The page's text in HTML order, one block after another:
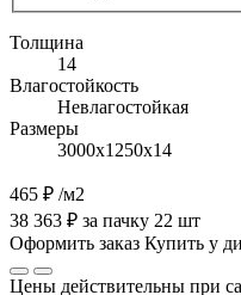
Толщина
14
Влагостойкость
Невлагостойкая
Размеры
3000х1250х14
465 ₽ /м2
38 363 ₽ за пачку 22 шт
Оформить заказ Купить у
Цены действительны при